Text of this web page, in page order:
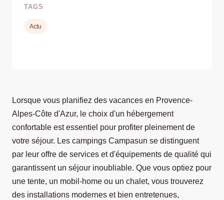
Lorsque vous planifiez des vacances en Provence-
Alpes-Côte d'Azur, le choix d'un hébergement
confortable est essentiel pour profiter pleinement de
votre séjour. Les campings Campasun se distinguent
par leur offre de services et d'équipements de qualité qui
garantissent un séjour inoubliable. Que vous optiez pour
une tente, un mobil-home ou un chalet, vous trouverez
des installations modernes et bien entretenues,
TAGS
Actu